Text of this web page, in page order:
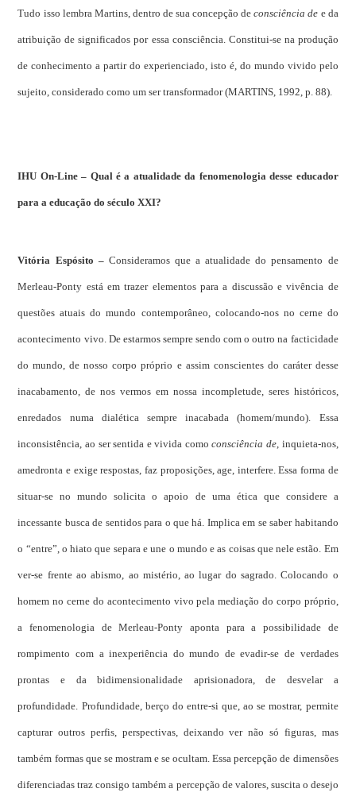
Tudo isso lembra Martins, dentro de sua concepção deconsciência de e da
atribuição de significados por essa consciência. Constitui-se na produção
de conhecimento a partir do experienciado, isto é, do mundo vivido pelo
sujeito, considerado como um ser transformador (MARTINS, 1992, p. 88).
IHU On-Line – Qual é a atualidade da fenomenologia desse educador
para a educação do século XXI?
Vitória Espósito – Consideramos que a atualidade do pensamento de
Merleau-Ponty está em trazer elementos para a discussão e vivência de
questões atuais do mundo contemporâneo, colocando-nos no cerne do
acontecimento vivo. De estarmos sempre sendo com o outro na facticidade
do mundo, de nosso corpo próprio e assim conscientes do caráter desse
inacabamento, de nos vermos em nossa incompletude, seres históricos,
enredados numa dialética sempre inacabada (homem/mundo). Essa
inconsistência, ao ser sentida e vivida comoconsciência de, inquieta-nos,
amedronta e exige respostas, faz proposições, age, interfere. Essa forma de
situar-se no mundo solicita o apoio de uma ética que considere a
incessante busca de sentidos para o que há. Implica em se saber habitando
o “entre”, o hiato que separa e une o mundo e as coisas que nele estão. Em
ver-se frente ao abismo, ao mistério, ao lugar do sagrado. Colocando o
homem no cerne do acontecimento vivo pela mediação do corpo próprio,
a fenomenologia de Merleau-Ponty aponta para a possibilidade de
rompimento com a inexperiência do mundo de evadir-se de verdades
prontas e da bidimensionalidade aprisionadora, de desvelar a
profundidade. Profundidade, berço do entre-si que, ao se mostrar, permite
capturar outros perfis, perspectivas, deixando ver não só figuras, mas
também formas que se mostram e se ocultam. Essa percepção de dimensões
diferenciadas traz consigo também a percepção de valores, suscita o desejo